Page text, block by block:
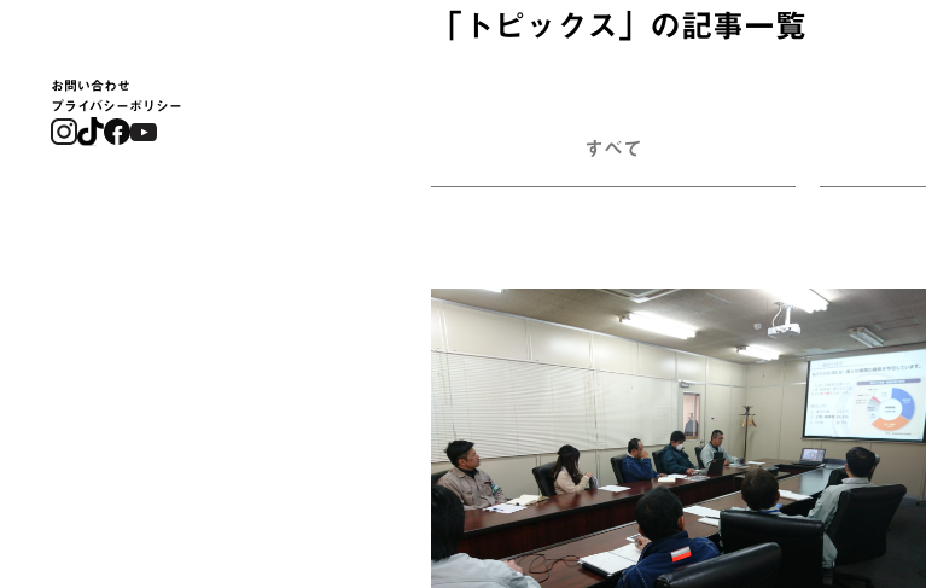
お問い合わせ
プライバシーポリシー
「 トピックス」の記事一覧
すべて